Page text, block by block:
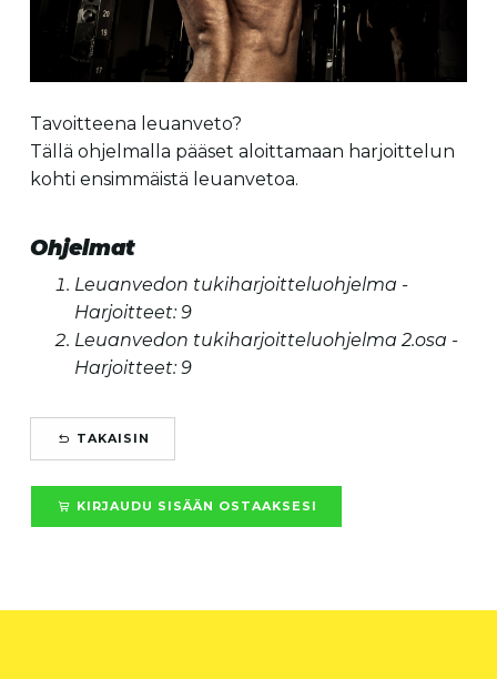
Tavoitteena leuanveto?
Tällä ohjelmalla pääset aloittamaan harjoittelun
kohti ensimmäistä leuanvetoa.
Ohjelmat
Leuanvedon tukiharjoitteluohjelma -
Harjoitteet: 9
Leuanvedon tukiharjoitteluohjelma 2.osa -
Harjoitteet: 9
TAKAISIN
KIRJAUDU SISÄÄN OSTAAKSESI